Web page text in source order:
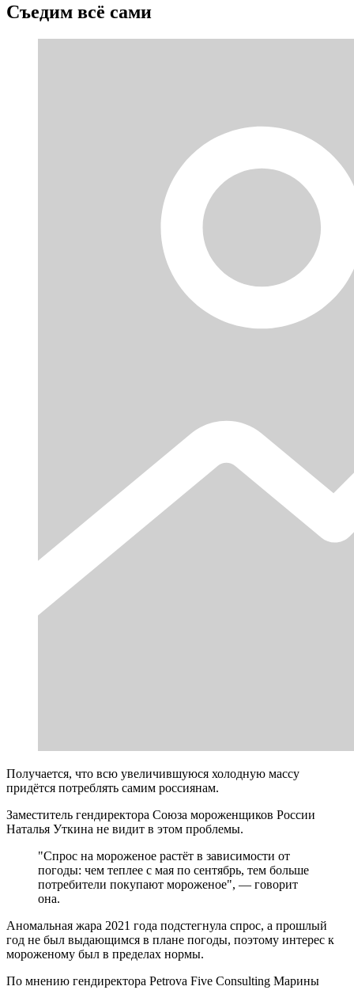
Съедим всё сами
Получается, что всю увеличившуюся холодную массу
придётся потреблять самим россиянам.
Заместитель гендиректора Союза мороженщиков России
Наталья Уткина не видит в этом проблемы.
"Спрос на мороженое растёт в зависимости от
погоды: чем теплее с мая по сентябрь, тем больше
потребители покупают мороженое", — говорит
она.
Аномальная жара 2021 года подстегнула спрос, а прошлый
год не был выдающимся в плане погоды, поэтому интерес к
мороженому был в пределах нормы.
По мнению гендиректора Petrova Five Consulting Марины